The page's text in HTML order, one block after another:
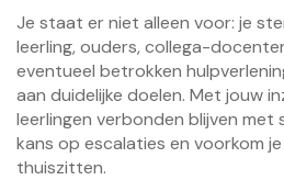
Je staat er niet alleen voor: je
leerling, ouders, collega-
eventueel betrokken
aan duidelijke doelen. Met jouw
leerlingen verbonden blijven met
kans op escalaties en voorkom
thuiszitten.